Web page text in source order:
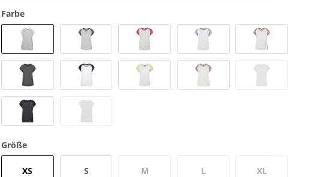
Farbe
Größe
XS S M L XL